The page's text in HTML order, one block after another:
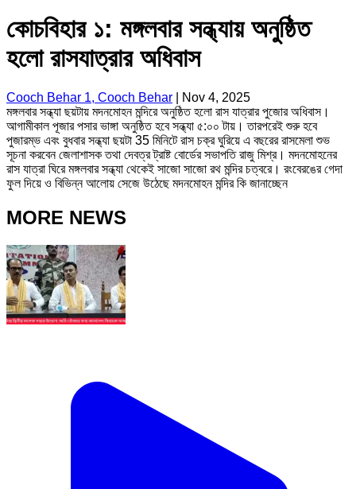
কোচবিহার ১: মঙ্গলবার সন্ধ্যায় অনুষ্ঠিত
হলো রাসযাত্রার অধিবাস
Cooch Behar 1, Cooch Behar
Nov 4, 2025
মঙ্গলবার সন্ধ্যা ছয়টায় মদনমোহন মন্দিরে অনুষ্ঠিত হলো রাস যাত্রার পুজোর অধিবাস।
আগামীকাল পূজার পসার ভাঙ্গা অনুষ্ঠিত হবে সন্ধ্যা ৫:০০ টায়। তারপরেই শুরু হবে
পুজারম্ভ এবং বুধবার সন্ধ্যা ছয়টা 35 মিনিটে রাস চক্র ঘুরিয়ে এ বছরের রাসমেলা শুভ
সূচনা করবেন জেলাশাসক তথা দেবত্র ট্রাষ্ট বোর্ডের সভাপতি রাজু মিশ্র। মদনমোহনের
রাস যাত্রা ঘিরে মঙ্গলবার সন্ধ্যা থেকেই সাজো সাজো রথ মন্দির চত্বরে। রংবেরঙের গেদা
ফুল দিয়ে ও বিভিন্ন আলোয় সেজে উঠেছে মদনমোহন মন্দির কি জানাচ্ছেন
MORE NEWS